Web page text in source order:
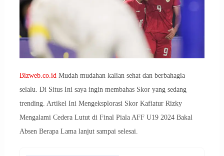
Bizweb.co.idMudah mudahan kalian sehat dan berbahagia
selalu. Di Situs Ini saya ingin membahas Skor yang sedang
trending. Artikel Ini Mengeksplorasi Skor Kafiatur Rizky
Mengalami Cedera Lutut di Final Piala AFF U19 2024 Bakal
Absen Berapa Lama lanjut sampai selesai.